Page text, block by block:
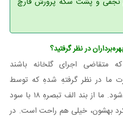
در نظر گرفتید؟
متقاضی اجرای گلخانه باشند
ما در نظر گرفتهِ شدهِ که توسط
بانک کشاورزی پرداخت می‌شود. ما از بند الف تبصرهِ ۱۸ با سود
کرد بهشون، خیلی هم راحت است. در